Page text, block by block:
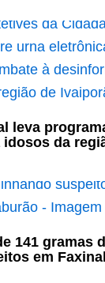
leva
idosos da
141 gramas
em Faxinal